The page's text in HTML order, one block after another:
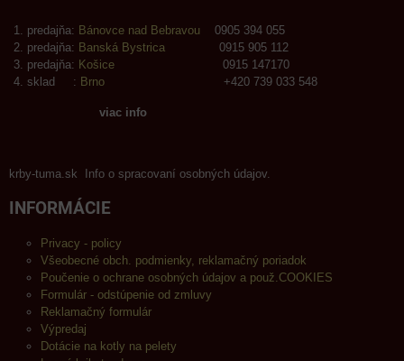
predajňa: Bánovce nad Bebravou 0905 394 055
predajňa: Banská Bystrica 0915 905 112
predajňa: Košice 0915 147170
sklad : Brno +420 739 033 548
viac info
krby-tuma.sk Info o spracovaní osobných údajov.
INFORMÁCIE
Privacy - policy
Všeobecné obch. podmienky, reklamačný poriadok
Poučenie o ochrane osobných údajov a použ.COOKIES
Formulár - odstúpenie od zmluvy
Reklamačný formulár
Výpredaj
Dotácie na kotly na pelety